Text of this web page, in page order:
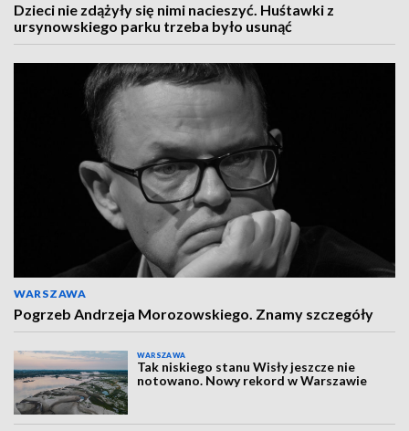
Dzieci nie zdążyły się nimi nacieszyć. Huśtawki z
ursynowskiego parku trzeba było usunąć
WARSZAWA
Pogrzeb Andrzeja Morozowskiego. Znamy szczegóły
WARSZAWA
Tak niskiego stanu Wisły jeszcze nie
notowano. Nowy rekord w Warszawie